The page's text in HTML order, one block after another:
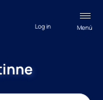
Menú
Log in